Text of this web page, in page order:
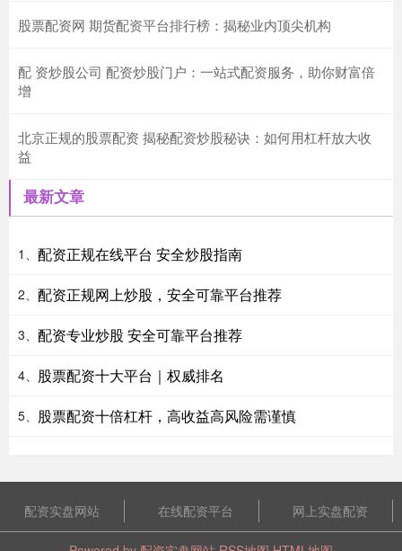
股票配资网 期货配资平台排行榜：揭秘业内顶尖机构
配 资炒股公司 配资炒股门户：一站式配资服务，助你财富倍
增
北京正规的股票配资 揭秘配资炒股秘诀：如何用杠杆放大收
益
最新文章
1、 配资正规在线平台 安全炒股指南
2、 配资正规网上炒股，安全可靠平台推荐
3、 配资专业炒股 安全可靠平台推荐
4、 股票配资十大平台｜权威排名
5、 股票配资十倍杠杆，高收益高风险需谨慎
配资实盘网站 在线配资平台 网上实盘配资